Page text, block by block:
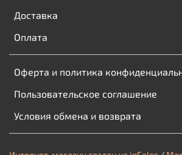
Доставка
Оплата
Оферта и политика
Пользовательское соглашение
Условия обмена и возврата